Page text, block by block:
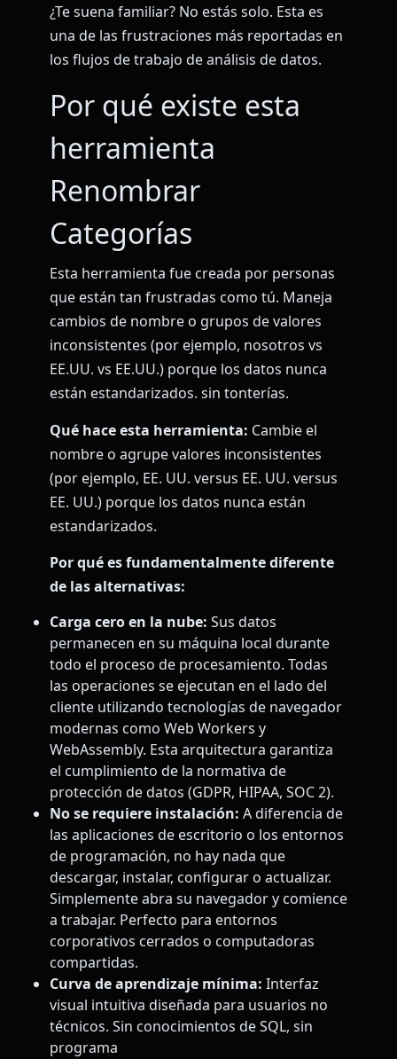
¿Te suena familiar? No estás solo. Esta es
una de las frustraciones más reportadas en
los flujos de trabajo de análisis de datos.
Por qué existe esta
herramienta
Renombrar
Categorías
Esta herramienta fue creada por personas
que están tan frustradas como tú. Maneja
cambios de nombre o grupos de valores
inconsistentes (por ejemplo, nosotros vs
EE.UU. vs EE.UU.) porque los datos nunca
están estandarizados. sin tonterías.
Qué hace esta herramienta: Cambie el
nombre o agrupe valores inconsistentes
(por ejemplo, EE. UU. versus EE. UU. versus
EE. UU.) porque los datos nunca están
estandarizados.
Por qué es fundamentalmente diferente
de las alternativas:
Carga cero en la nube: Sus datos
permanecen en su máquina local durante
todo el proceso de procesamiento. Todas
las operaciones se ejecutan en el lado del
cliente utilizando tecnologías de navegador
modernas como Web Workers y
WebAssembly. Esta arquitectura garantiza
el cumplimiento de la normativa de
protección de datos (GDPR, HIPAA, SOC 2).
No se requiere instalación: A diferencia de
las aplicaciones de escritorio o los entornos
de programación, no hay nada que
descargar, instalar, configurar o actualizar.
Simplemente abra su navegador y comience
a trabajar. Perfecto para entornos
corporativos cerrados o computadoras
compartidas.
Curva de aprendizaje mínima: Interfaz
visual intuitiva diseñada para usuarios no
técnicos. Sin conocimientos de SQL, sin
programa